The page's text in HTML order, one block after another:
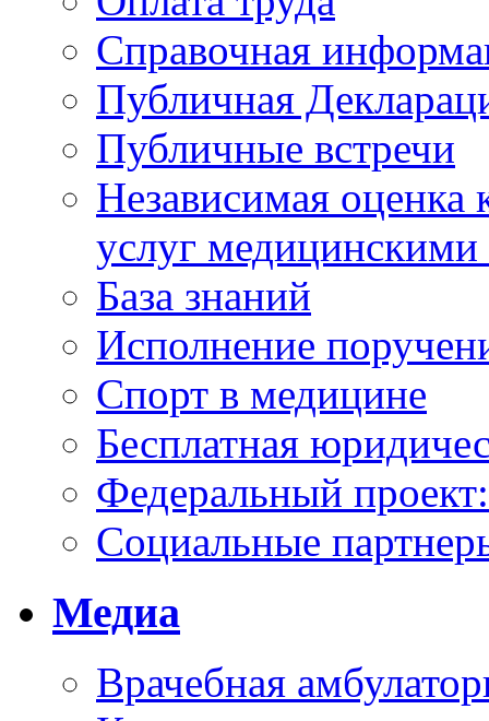
Справочная
Публичная
Публичные встречи
Независимая оценка
услуг
База знаний
Исполнение
Спорт в медицине
Бесплатная
Федеральный
Социальные
Медиа
Врачебная